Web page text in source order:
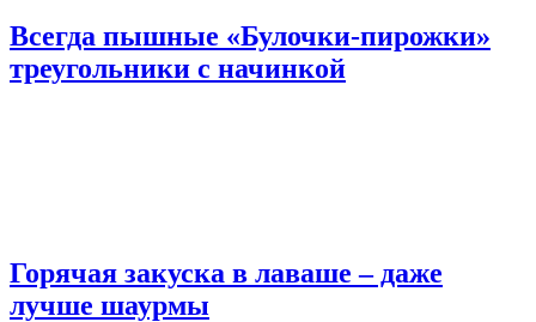
Всегда пышные «Булочки-пирожки»
треугольники с начинкой
Горячая закуска в лаваше – даже
лучше шаурмы